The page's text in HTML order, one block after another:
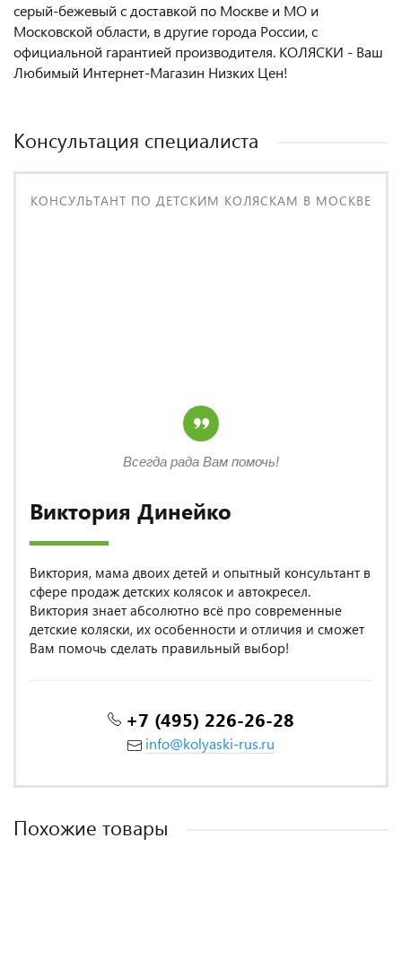
серый-бежевый с доставкой по Москве и МО и
Московской области, в другие города России, с
официальной гарантией производителя. КОЛЯСКИ - Ваш
Любимый Интернет-Магазин Низких Цен!
Консультация специалиста
КОНСУЛЬТАНТ ПО ДЕТСКИМ КОЛЯСКАМ В МОСКВЕ
Виктория Динейко
Виктория, мама двоих детей и опытный консультант в
сфере продаж детских колясок и автокресел.
Виктория знает абсолютно всё про современные
детские коляски, их особенности и отличия и сможет
Вам помочь сделать правильный выбор!
+7 (495) 226-26-28
info@kolyaski-rus.ru
Всегда рада Вам помочь!
Похожие товары